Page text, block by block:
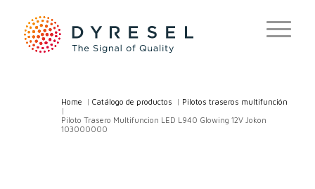
Home /Catálogo de productos
Pilotos traseros multifunción
Piloto Trasero Multifuncion LED L940 Glowing 12V Jokon
103000000